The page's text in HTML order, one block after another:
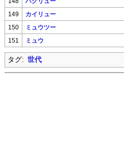
148 ハクリュー
149 カイリュー
150 ミュウツー
151 ミュウ
タグ: 世代